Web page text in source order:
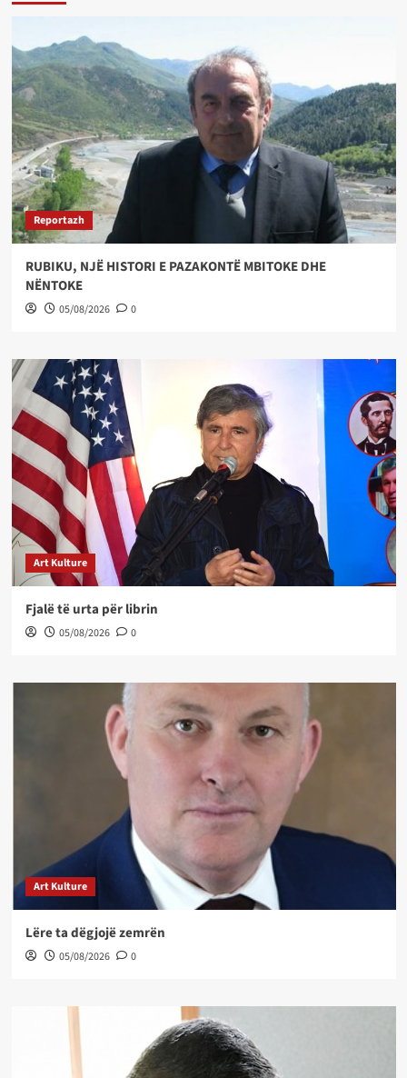
Reportazh
RUBIKU, NJË HISTORI E PAZAKONTË MBITOKE DHE
NËNTOKE
05/08/2026 0
Art Kulture
Fjalë të urta për librin
05/08/2026 0
Art Kulture
Lëre ta dëgjojë zemrën
05/08/2026 0